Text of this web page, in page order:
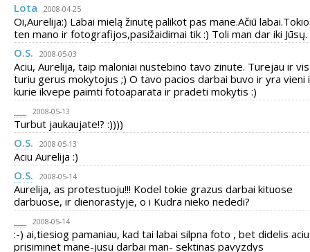
Lota
2008-04-25
Oi,Aurelija:) Labai mielą žinutę palikot pas mane.Ačiū
ten mano ir fotografijos,pasižaidimai tik :) Toli man dar iki Jūsų.
O.S.
2008-05-03
Aciu, Aurelija, taip maloniai nustebino tavo zinute. Turejau ir
turiu gerus mokytojus ;) O tavo pacios darbai buvo ir yra vieni
kurie ikvepe paimti fotoaparata ir pradeti mokytis :)
2008-05-13
Turbut jaukaujate!? :))))
O.S.
2008-05-13
Aciu Aurelija :)
O.S.
2008-05-14
Aurelija, as protestuoju!!! Kodel tokie grazus darbai kituose
darbuose, ir dienorastyje, o i Kudra nieko nededi?
2008-05-14
:-) ai,tiesiog pamaniau, kad tai labai silpna foto , bet didelis
prisiminet mane-jusu darbai man- sektinas pavyzdys